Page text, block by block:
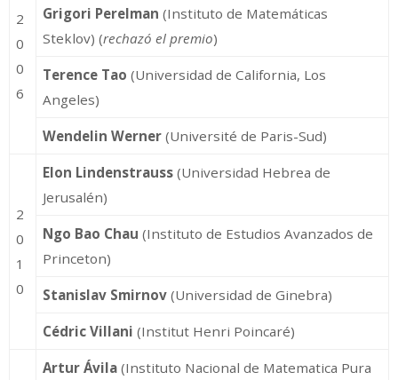
2
0
0
6
Grigori Perelman (Instituto de Matemáticas
Steklov) (rechazó el premio)
Terence Tao (Universidad de California, Los
Angeles)
Wendelin Werner(Université de Paris-Sud)
2
0
1
0
Elon Lindenstrauss(Universidad Hebrea de
Jerusalén)
Ngo Bao Chau (Instituto de Estudios Avanzados de
Princeton)
Stanislav Smirnov(Universidad de Ginebra)
Cédric Villani (Institut Henri Poincaré)
Artur Ávila(Instituto Nacional de Matematica Pura